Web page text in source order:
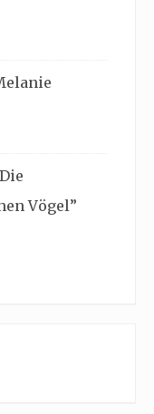
Vögel”